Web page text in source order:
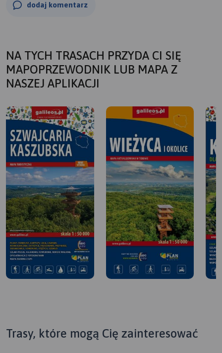
dodaj komentarz
NA TYCH TRASACH PRZYDA CI SIĘ
MAPOPRZEWODNIK LUB MAPA Z
NASZEJ APLIKACJI
Trasy, które mogą Cię zainteresować